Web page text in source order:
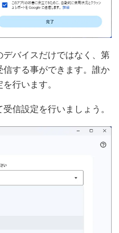
バイスだけではなく、第
する事ができます。誰か
行います。
信設定を行いましょう。